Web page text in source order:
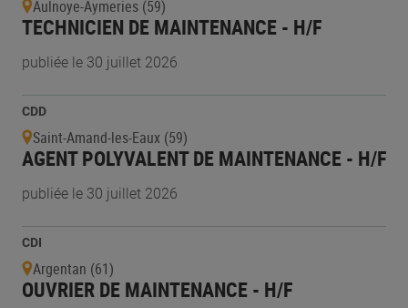
Aulnoye-Aymeries (59)
TECHNICIEN DE MAINTENANCE - H/F
publiée le 30 juillet 2026
CDD
Saint-Amand-les-Eaux (59)
AGENT POLYVALENT DE MAINTENANCE - H/F
publiée le 30 juillet 2026
CDI
Argentan (61)
OUVRIER DE MAINTENANCE - H/F